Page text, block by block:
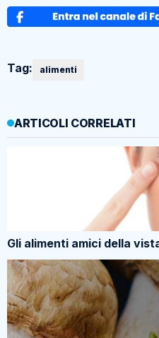
Tag: alimenti
ARTICOLI CORRELATI
Gli alimenti amici della